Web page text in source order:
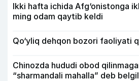
Ikki hafta ichida Afg‘onistonga
ming odam qaytib keldi
Qo‘yliq dehqon bozori faoliyati
Chinozda hududi obod
“sharmandali mahalla” deb